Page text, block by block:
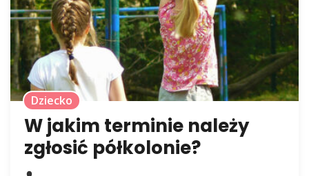
Dziecko
W jakim terminie należy
zgłosić półkolonie?